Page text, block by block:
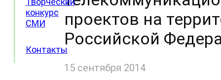
конкурс
СМИ
Контакты
проектов на
Российской
15 сентября 2014